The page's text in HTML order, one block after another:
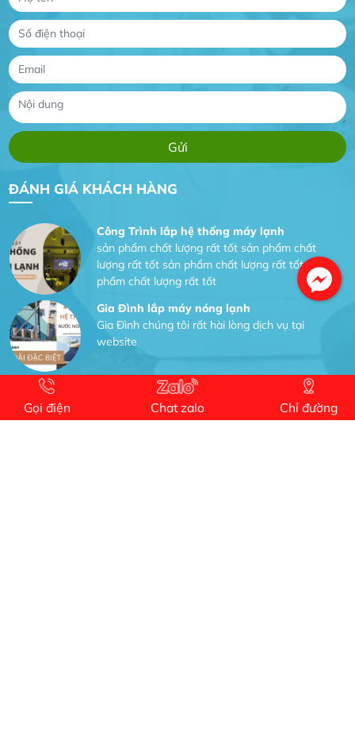
ĐÁNH GIÁ KHÁCH HÀNG
website
Anh An
vụ
Dịch vụ MoTor
Tôi hài lòng quấn motor đẹp và đúng ý
sản phẩm chất lượng rất tốt sản phẩm chất
lượng rất tốt sản phẩm chất lượng rất tốt sản
phẩm chất lượng rất tốt
Gia Đình lắp máy nóng lạnh
Gia Đình chúng tôi rất hài lòng dịch vụ tại
website
Dự án nhà phố đẹp lên nhờ đội thợ điện từ dịch
Gọi điện Chat zalo Chỉ đường